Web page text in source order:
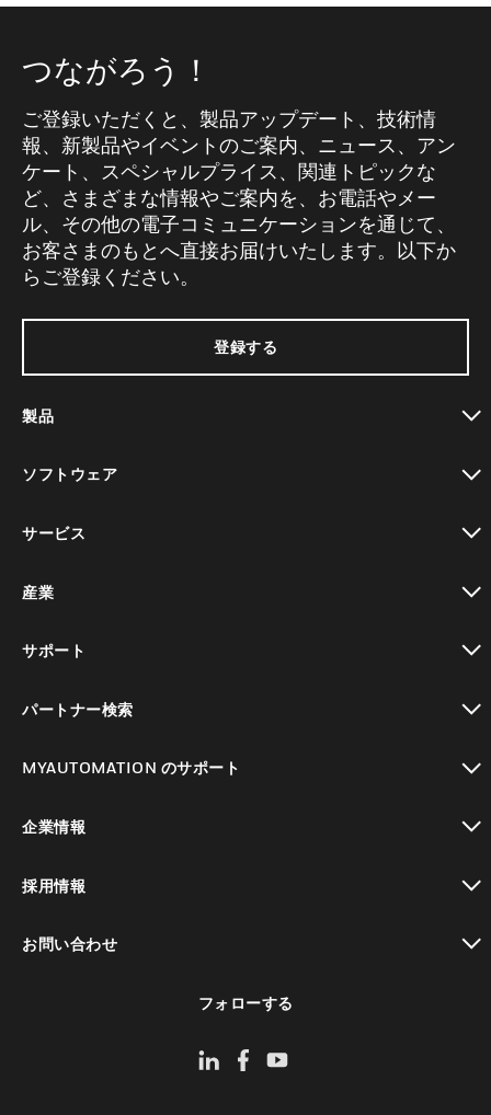
つながろう！
ご登録いただくと、製品アップデート、技術情
報、新製品やイベントのご案内、ニュース、アン
ケート、スペシャルプライス、関連トピックな
ど、さまざまな情報やご案内を、お電話やメー
ル、その他の電子コミュニケーションを通じて、
お客さまのもとへ直接お届けいたします。以下か
らご登録ください。
登録する
製品
ソフトウェア
サービス
産業
サポート
パートナー検索
MYAUTOMATION のサポート
企業情報
採用情報
お問い合わせ
フォローする